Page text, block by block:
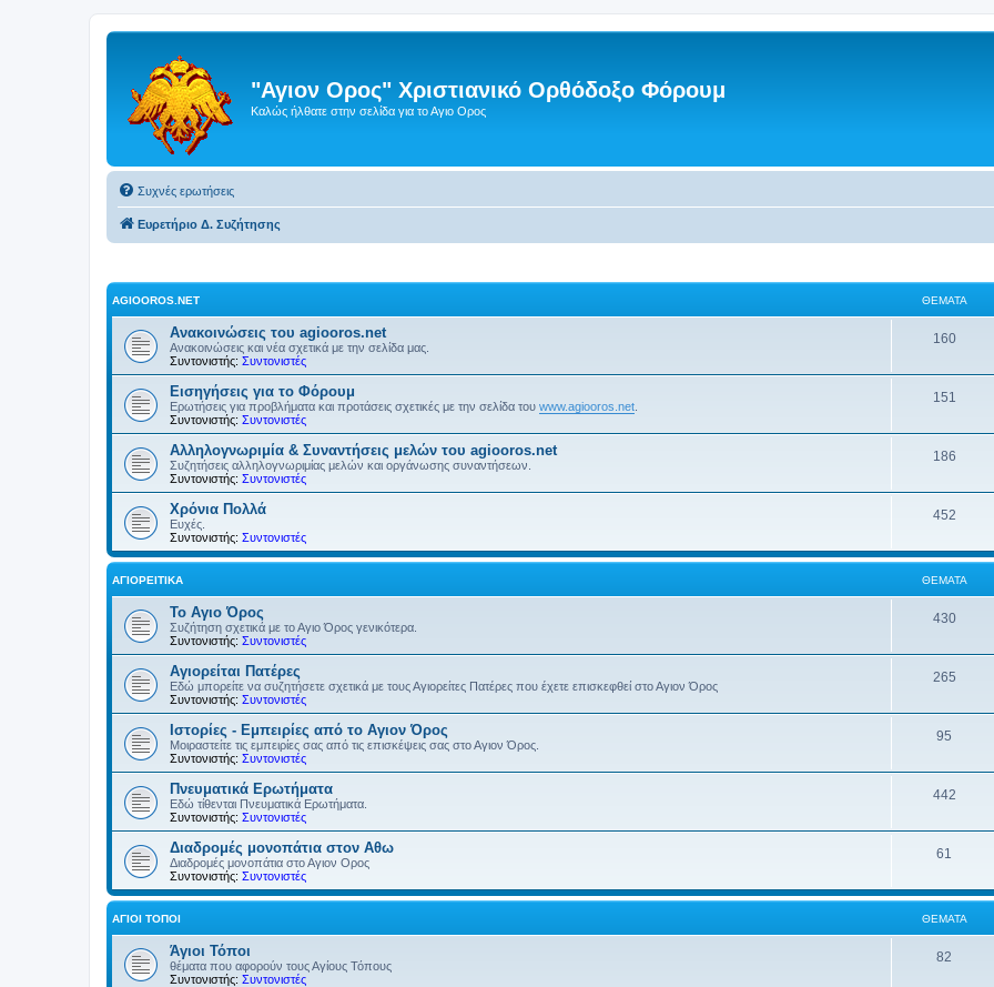
"Αγιον Ορος" Χριστιανικό Ορθόδοξο Φόρουμ
Καλώς ήλθατε στην σελίδα για το Αγιο Ορος
Συχνές ερωτήσεις
Ευρετήριο Δ. Συζήτησης
AGIOOROS.NET ΘΈΜΑΤΑ
Ανακοινώσεις του agiooros.net
Ανακοινώσεις και νέα σχετικά με την σελίδα μας.
Συντονιστής: Συντονιστές
160
Εισηγήσεις για το Φόρουμ
Ερωτήσεις για προβλήματα και προτάσεις σχετικές με την σελίδα του www.agiooros.net
Συντονιστής: Συντονιστές
151
Αλληλογνωριμία & Συναντήσεις μελών του agiooros.net
Συζητήσεις αλληλογνωριμίας μελών και οργάνωσης συναντήσεων.
Συντονιστής: Συντονιστές
186
Χρόνια Πολλά
Ευχές.
Συντονιστής: Συντονιστές
452
ΑΓΙΟΡΕΊΤΙΚΑ ΘΈΜΑΤΑ
Το Αγιο Όρος
Συζήτηση σχετικά με το Αγιο Όρος γενικότερα.
Συντονιστής: Συντονιστές
430
Αγιορείται Πατέρες
Εδώ μπορείτε να συζητήσετε σχετικά με τους Αγιορείτες Πατέρες που έχετε επισκεφθεί στο Αγιον Όρος
Συντονιστής: Συντονιστές
265
Ιστορίες - Εμπειρίες από το Αγιον Όρος
Μοιραστείτε τις εμπειρίες σας από τις επισκέψεις σας στο Αγιον Όρος.
Συντονιστής: Συντονιστές
95
Πνευματικά Ερωτήματα
Εδώ τίθενται Πνευματικά Ερωτήματα.
Συντονιστής: Συντονιστές
442
Διαδρομές μονοπάτια στον Αθω
Διαδρομές μονοπάτια στο Αγιον Ορος
Συντονιστής: Συντονιστές
61
ΆΓΙΟΙ ΤΌΠΟΙ ΘΈΜΑΤΑ
Άγιοι Τόποι
θέματα που αφορούν τους Αγίους Τόπους
Συντονιστής: Συντονιστές
82